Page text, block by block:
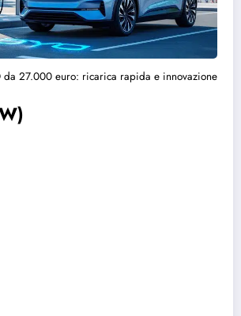
da 27.000 euro: ricarica rapida e innovazione